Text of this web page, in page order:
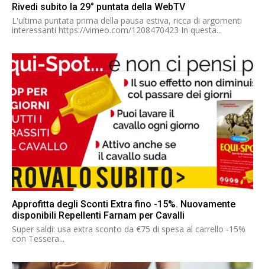
Rivedi subito la 29° puntata della WebTV
L'ultima puntata prima della pausa estiva, ricca di argomenti
interessanti https://vimeo.com/1208470423 In questa...
Approfitta degli Sconti Extra fino -15%. Nuovamente
disponibili Repellenti Farnam per Cavalli
Super saldi: usa extra sconto da €75 di spesa al carrello -15%
con Tessera...